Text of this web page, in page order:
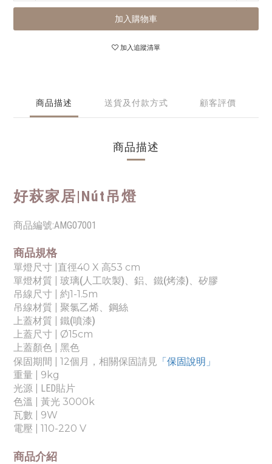
加入購物車
加入追蹤清單
商品描述 送貨及付款方式 顧客評價
商品描述
好萩家居|Nút吊燈
商品編號:AMG07001
商品規格
單燈尺寸 | 直徑40 X 高53 cm
單燈材質 | 玻璃(人工吹製)、鋁、鐵(烤漆)、矽膠
吊線尺寸 | 約1-1.5m
吊線材質 | 聚氯乙烯、鋼絲
上蓋材質 | 鐵(噴漆)
上蓋尺寸 | Ø15cm
上蓋顏色 | 黑色
保固期間 | 12個月，相關保固請見 「保固說明」
重量
| 9kg
光源 | LED貼片
色溫 | 黃光 3000k
瓦數 | 9W
電壓 | 110-220 V
商品介紹